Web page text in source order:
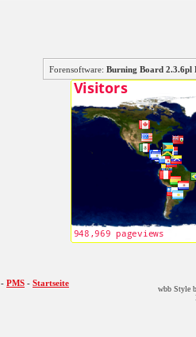
Forensoftware: Burning Board
- PMS - Startseite
wbb Style